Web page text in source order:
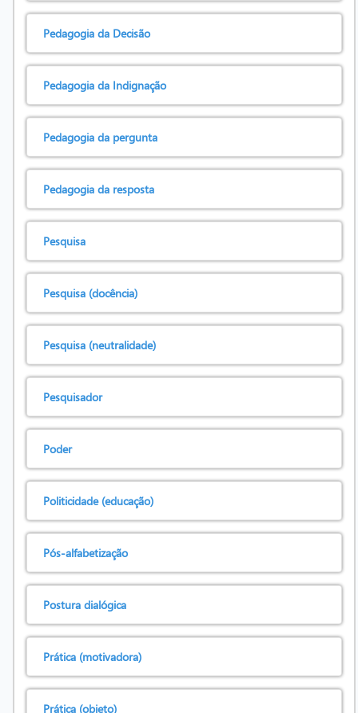
Pedagogia da Decisão
Pedagogia da Indignação
Pedagogia da pergunta
Pedagogia da resposta
Pesquisa
Pesquisa (docência)
Pesquisa (neutralidade)
Pesquisador
Poder
Politicidade (educação)
Pós-alfabetização
Postura dialógica
Prática (motivadora)
Prática (objeto)